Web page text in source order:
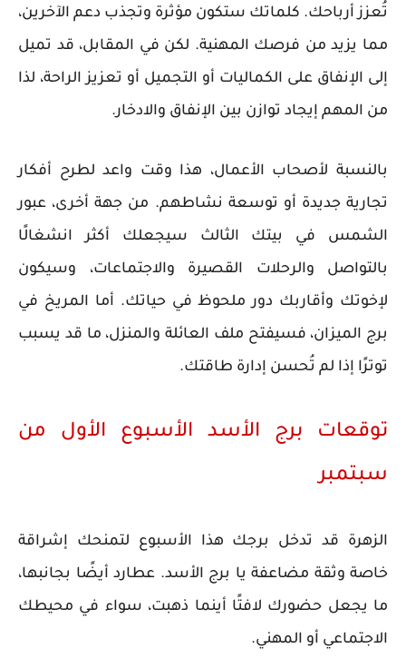
تُعزز أرباحك. كلماتك ستكون مؤثرة وتجذب دعم الآخرين،
مما يزيد من فرصك المهنية. لكن في المقابل، قد تميل
إلى الإنفاق على الكماليات أو التجميل أو تعزيز الراحة، لذا
من المهم إيجاد توازن بين الإنفاق والادخار.
بالنسبة لأصحاب الأعمال، هذا وقت واعد لطرح أفكار
تجارية جديدة أو توسعة نشاطهم. من جهة أخرى، عبور
الشمس في بيتك الثالث سيجعلك أكثر انشغالًا
بالتواصل والرحلات القصيرة والاجتماعات، وسيكون
لإخوتك وأقاربك دور ملحوظ في حياتك. أما المريخ في
برج الميزان، فسيفتح ملف العائلة والمنزل، ما قد يسبب
توترًا إذا لم تُحسن إدارة طاقتك.
توقعات برج الأسد الأسبوع الأول من
سبتمبر
الزهرة قد تدخل برجك هذا الأسبوع لتمنحك إشراقة
خاصة وثقة مضاعفة يا برج الأسد. عطارد أيضًا بجانبها،
ما يجعل حضورك لافتًا أينما ذهبت، سواء في محيطك
الاجتماعي أو المهني.